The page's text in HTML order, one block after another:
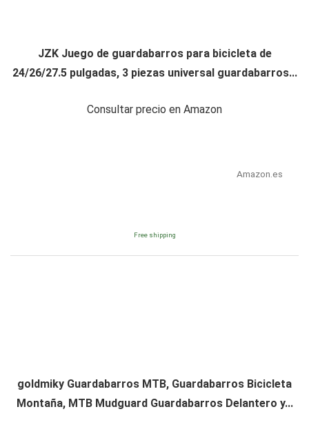
JZK Juego de guardabarros para bicicleta de
24/26/27.5 pulgadas, 3 piezas universal guardabarros...
Consultar precio en Amazon
Amazon.es
Free shipping
goldmiky Guardabarros MTB, Guardabarros Bicicleta
Montaña, MTB Mudguard Guardabarros Delantero y...